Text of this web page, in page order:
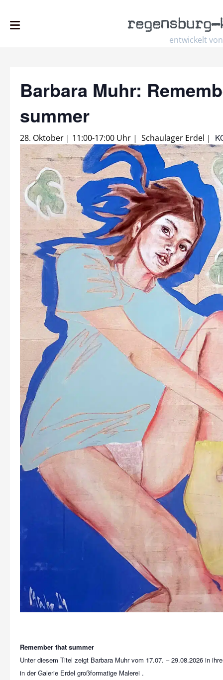
entwickelt von
regensburg–
Barbara Muhr:
summer
28. Oktober | 11:00-17:00 Uhr | Schaulager Erdel |
Remember that summer
Unter diesem Titel zeigt Barbara Muhr vom 17.07. – 29.08.2026 in